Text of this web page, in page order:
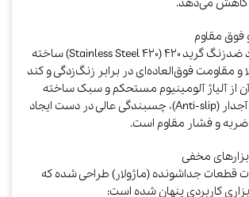
کاهش می‌دهد.​
فوق مقاوم
تیغه اصلی از فولاد ضدزنگ گرید ۴۲۰ (Stainless Steel 420) ساخته
مقاومت فوق‌العاده‌ای در برابر زنگ‌زدگی و کند
از آلیاژ آلومینیوم مستحکم و سبک ساخته
شده که با طراحی آجدار (Anti-slip)، چسبندگی عالی در دست ایجاد
ضربه و فشار مقاوم است.​
مخفی
قطعات جداشونده (ماژولار) طراحی شده که
کاربردی پنهان شده است: